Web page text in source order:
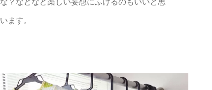
な？などなど楽しい妄想にふけるのもいいと思
います。